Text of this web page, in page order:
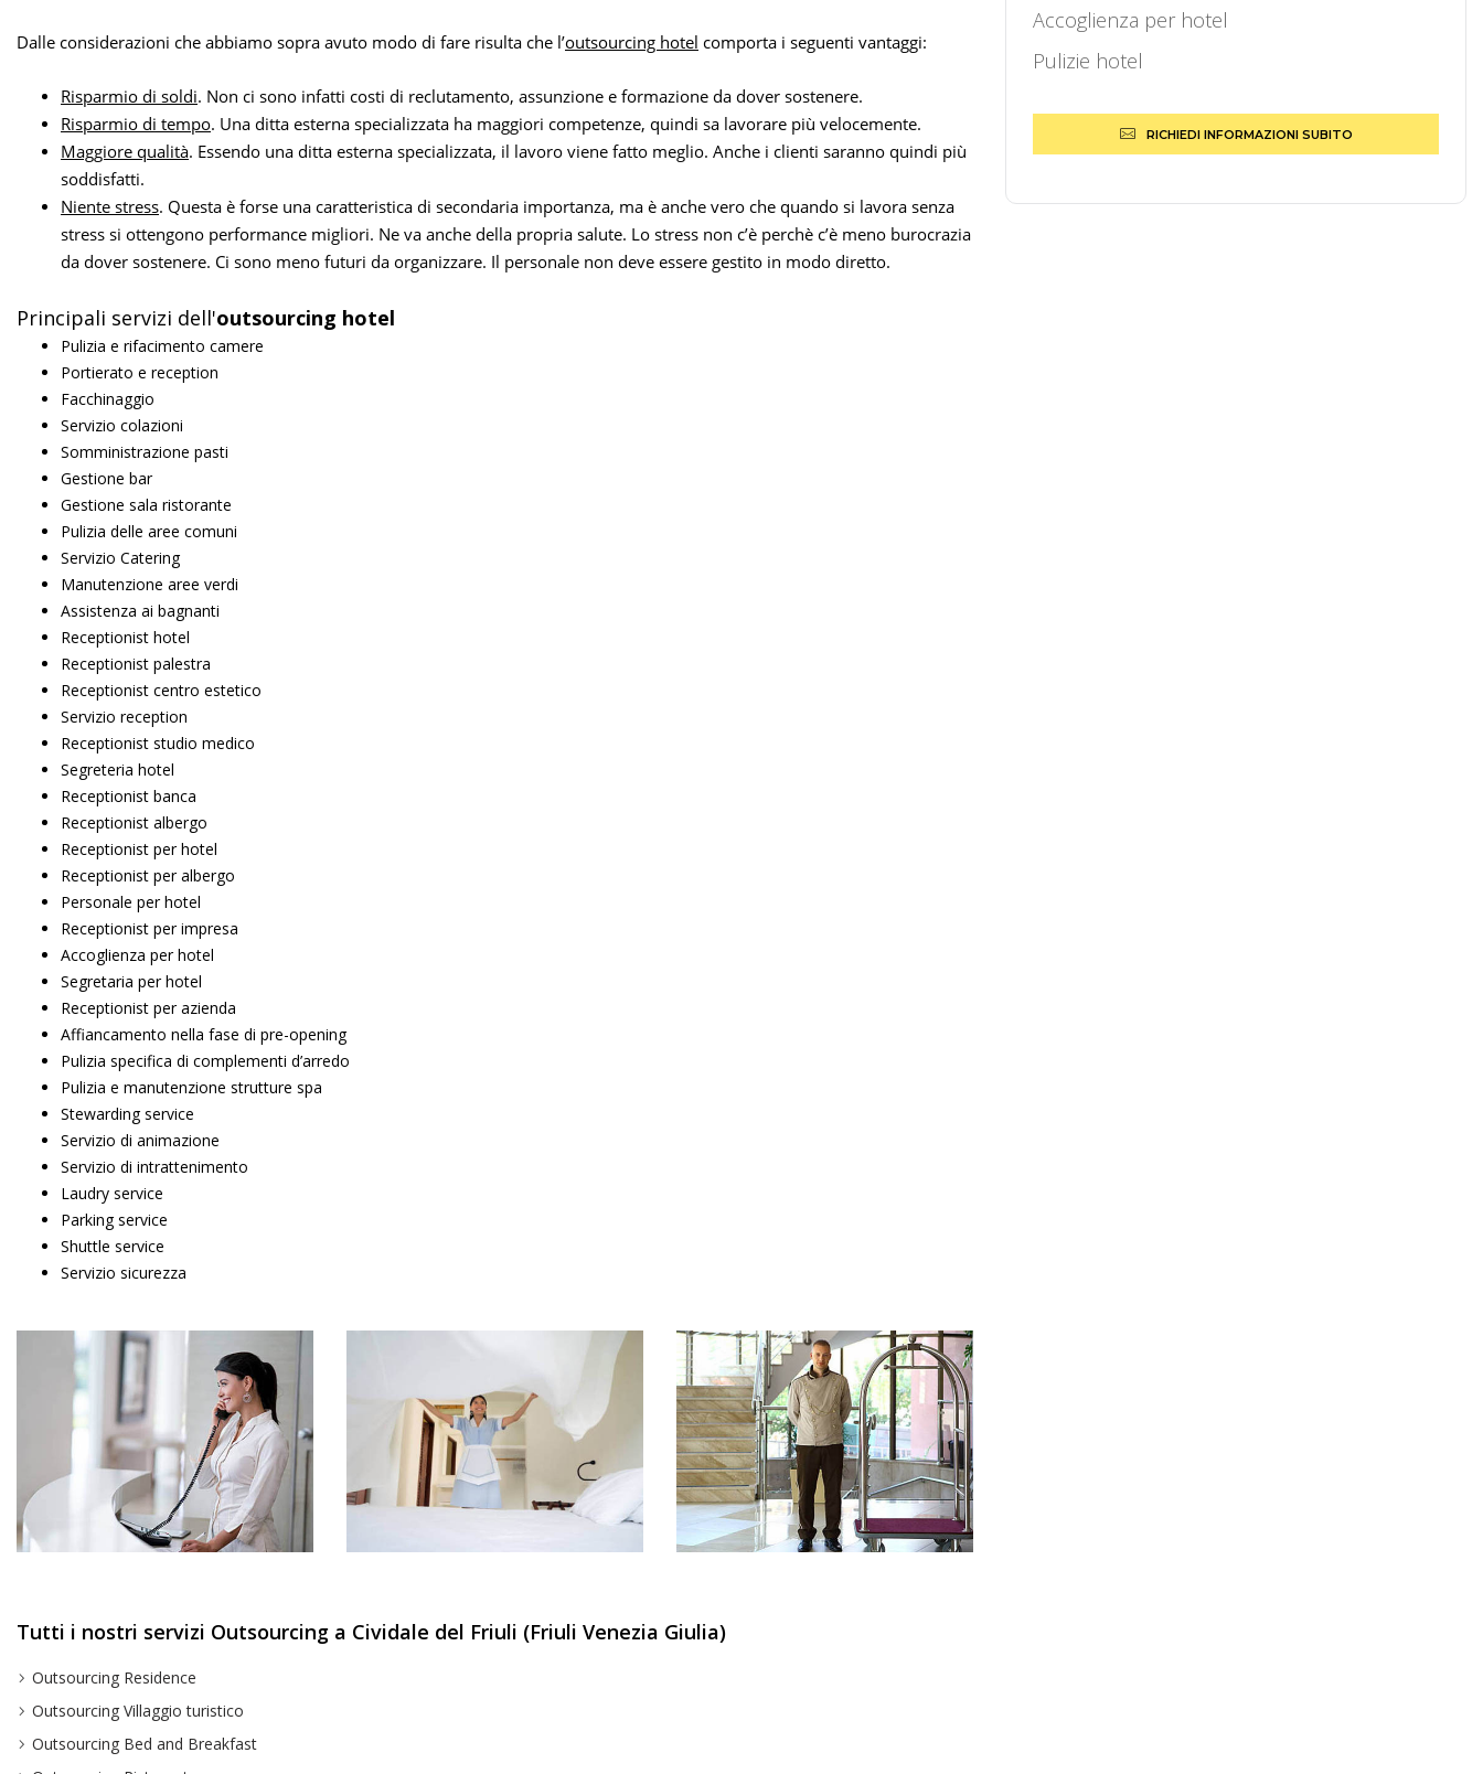
Dalle considerazioni che abbiamo sopra avuto modo di fare risulta che l’outsourcing hotel comporta i seguenti vantaggi:
Risparmio di soldi. Non ci sono infatti costi di reclutamento, assunzione e formazione da dover sostenere.
Risparmio di tempo. Una ditta esterna specializzata ha maggiori competenze, quindi sa lavorare più velocemente.
Maggiore qualità. Essendo una ditta esterna specializzata, il lavoro viene fatto meglio. Anche i clienti saranno quindi più
soddisfatti.
Niente stress. Questa è forse una caratteristica di secondaria importanza, ma è anche vero che quando si lavora senza
stress si ottengono performance migliori. Ne va anche della propria salute. Lo stress non c’è perchè c’è meno burocrazia
da dover sostenere. Ci sono meno futuri da organizzare. Il personale non deve essere gestito in modo diretto.
Principali servizi dell'outsourcing hotel
Pulizia e rifacimento camere
Portierato e reception
Facchinaggio
Servizio colazioni
Somministrazione pasti
Gestione bar
Gestione sala ristorante
Pulizia delle aree comuni
Servizio Catering
Manutenzione aree verdi
Assistenza ai bagnanti
Receptionist hotel
Receptionist palestra
Receptionist centro estetico
Servizio reception
Receptionist studio medico
Segreteria hotel
Receptionist banca
Receptionist albergo
Receptionist per hotel
Receptionist per albergo
Personale per hotel
Receptionist per impresa
Accoglienza per hotel
Segretaria per hotel
Receptionist per azienda
Affiancamento nella fase di pre-opening
Pulizia specifica di complementi d’arredo
Pulizia e manutenzione strutture spa
Stewarding service
Servizio di animazione
Servizio di intrattenimento
Laudry service
Parking service
Shuttle service
Servizio sicurezza
Tutti i nostri servizi Outsourcing a Cividale del Friuli (Friuli Venezia Giulia)
Outsourcing Residence
Outsourcing Villaggio turistico
Outsourcing Bed and Breakfast
Accoglienza per hotel
Pulizie hotel
RICHIEDI INFORMAZIONI SUBITO